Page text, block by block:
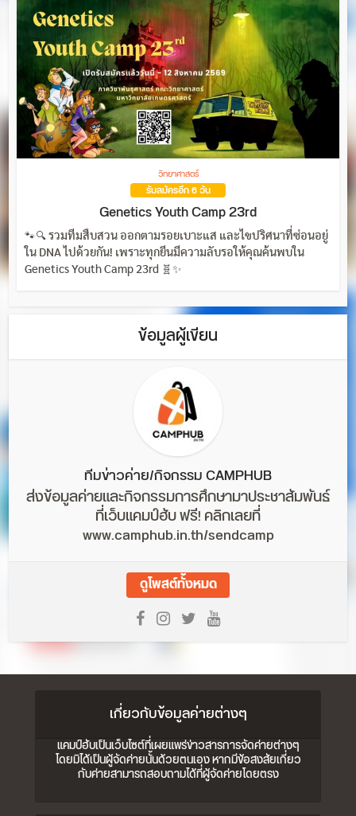
วิทยาศาสตร์
รับสมัครอีก 6 วัน
Genetics Youth Camp 23rd
🐾🔍 รวมทีมสืบสวน ออกตามรอยเบาะแส และไขปริศนาที่ซ่อนอยู่
ใน DNA ไปด้วยกัน! เพราะทุกยีนมีความลับรอให้คุณค้นพบใน
Genetics Youth Camp 23rd 🧬✨
ข้อมูลผู้เขียน
ทีมข่าวค่าย/กิจกรรม CAMPHUB
ส่งข้อมูลค่ายและกิจกรรมการศึกษามาประชาสัมพันธ์
ที่เว็บแคมป์ฮับ ฟรี! คลิกเลยที่
www.camphub.in.th/sendcamp
ดูโพสต์ทั้งหมด
เกี่ยวกับข้อมูลค่ายต่างๆ
แคมป์ฮับเป็นเว็บไซต์ที่เผยแพร่ข่าวสารการจัดค่ายต่างๆ
โดยมิได้เป็นผู้จัดค่ายนั้นด้วยตนเอง หากมีข้อสงสัยเกี่ยว
กับค่ายสามารถสอบถามได้ที่ผู้จัดค่ายโดยตรง